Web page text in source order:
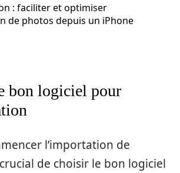
: faciliter et optimiser
de photos depuis un iPhone
bon logiciel pour
l’importation de
de choisir le bon logiciel